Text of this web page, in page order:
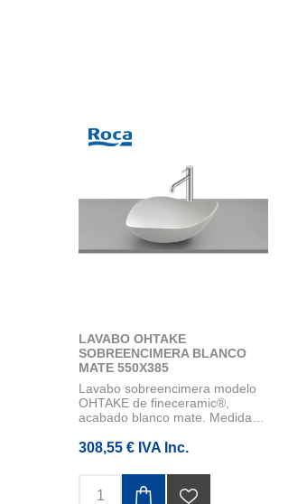
LAVABO OHTAKE
SOBREENCIMERA BLANCO
MATE 550X385
Lavabo sobreencimera modelo
OHTAKE de fineceramic®,
acabado blanco mate. Medida
308,55 € IVA Inc.